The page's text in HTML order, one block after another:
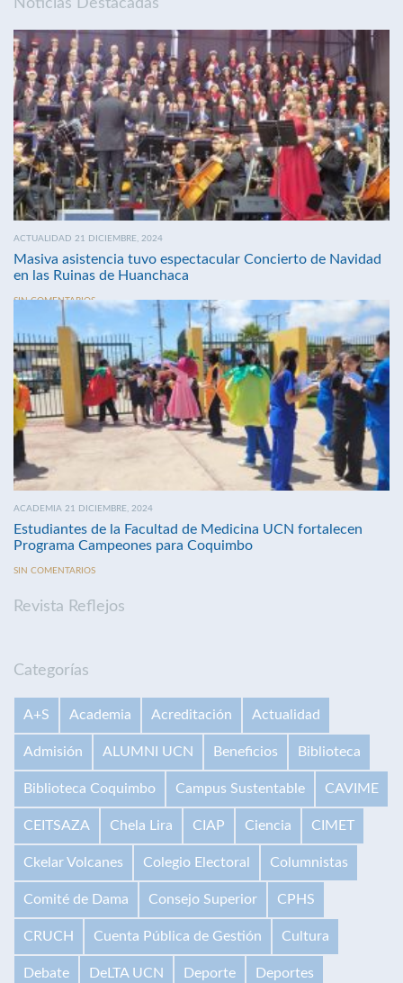
Noticias Destacadas
ACTUALIDAD 21 DICIEMBRE, 2024
Masiva asistencia tuvo espectacular Concierto de Navidad
en las Ruinas de Huanchaca
SIN COMENTARIOS
ACADEMIA 21 DICIEMBRE, 2024
Estudiantes de la Facultad de Medicina UCN fortalecen
Programa Campeones para Coquimbo
SIN COMENTARIOS
Revista Reflejos
Categorías
A+S Academia Acreditación Actualidad
Admisión ALUMNI UCN Beneficios Biblioteca
Biblioteca Coquimbo Campus Sustentable CAVIME
CEITSAZA Chela Lira CIAP Ciencia CIMET
Ckelar Volcanes Colegio Electoral Columnistas
Comité de Dama Consejo Superior CPHS
CRUCH Cuenta Pública de Gestión Cultura
Debate DeLTA UCN Deporte Deportes